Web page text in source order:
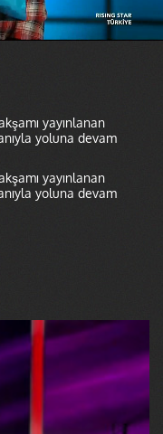
yayınlanan
yoluna devam
yayınlanan
yoluna devam